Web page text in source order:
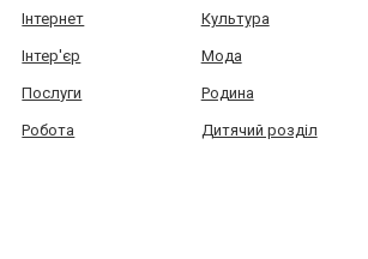
Інтернет Культура
Інтер'єр Мода
Послуги Родина
Робота Дитячий розділ